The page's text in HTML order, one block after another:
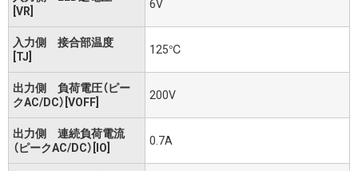
[VR]
6V
入力側 接合部温度
[TJ]
125℃
出力側 負荷電圧（ピー
クAC/DC）[VOFF]
200V
出力側 連続負荷電流
（ピークAC/DC）[IO]
0.7A